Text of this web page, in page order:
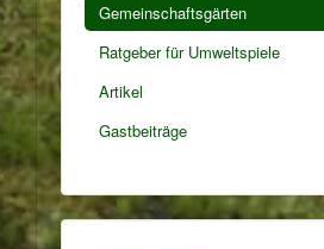
Gemeinschaftsgärten
Ratgeber für Umweltspiele
Artikel
Gastbeiträge